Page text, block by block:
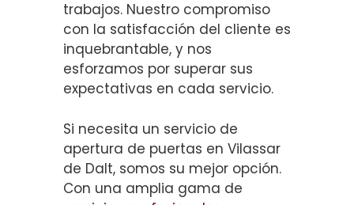
trabajos. Nuestro compromiso
con la satisfacción del cliente es
inquebrantable, y nos
esforzamos por superar sus
expectativas en cada servicio.
Si necesita un servicio de
apertura de puertas en Vilassar
de Dalt, somos su mejor opción.
Con una amplia gama de